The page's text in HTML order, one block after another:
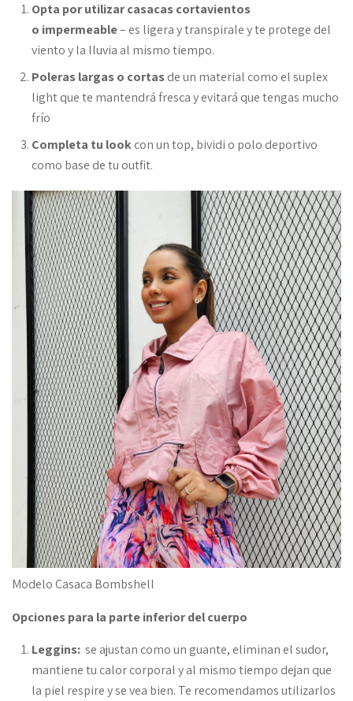
Opta por utilizar casacas cortavientos
o impermeable– es ligera y transpirale y te protege del
viento y la lluvia al mismo tiempo.
Poleras largas o cortasde un material como el suplex
light que te mantendrá fresca y evitará que tengas mucho
frío
Completa tu lookcon un top, bividi o polo deportivo
como base de tu outfit.
Modelo Casaca Bombshell
Opciones para la parte inferior del cuerpo
Leggins: se ajustan como un guante, eliminan el sudor,
mantiene tu calor corporal y al mismo tiempo dejan que
la piel respire y se vea bien. Te recomendamos utilizarlos